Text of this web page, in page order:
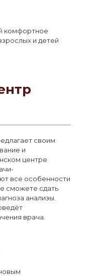
комфортное
и детей
своим
и
центре
все особенности
сможете сдать
анализы.
врача.